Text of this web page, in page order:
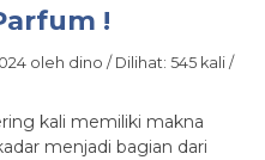
!
oleh dino / Dilihat: 545 kali /
kali memiliki makna
menjadi bagian dari